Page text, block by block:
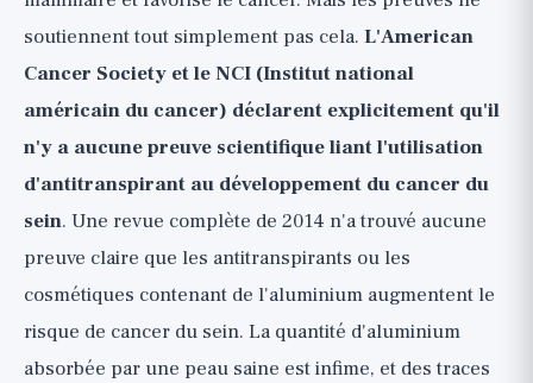
soutiennent tout simplement pas cela. L'American
Cancer Society et le NCI (Institut national
américain du cancer) déclarent explicitement qu'il
n'y a aucune preuve scientifique liant l'utilisation
d'antitranspirant au développement du cancer du
sein. Une revue complète de 2014 n'a trouvé aucune
preuve claire que les antitranspirants ou les
cosmétiques contenant de l'aluminium augmentent le
risque de cancer du sein. La quantité d'aluminium
absorbée par une peau saine est infime, et des traces